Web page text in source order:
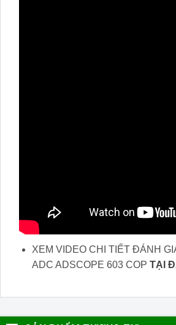
XEM VIDEO CHI TIẾT ĐÁNH
ADC ADSCOPE 603 COP TẠI